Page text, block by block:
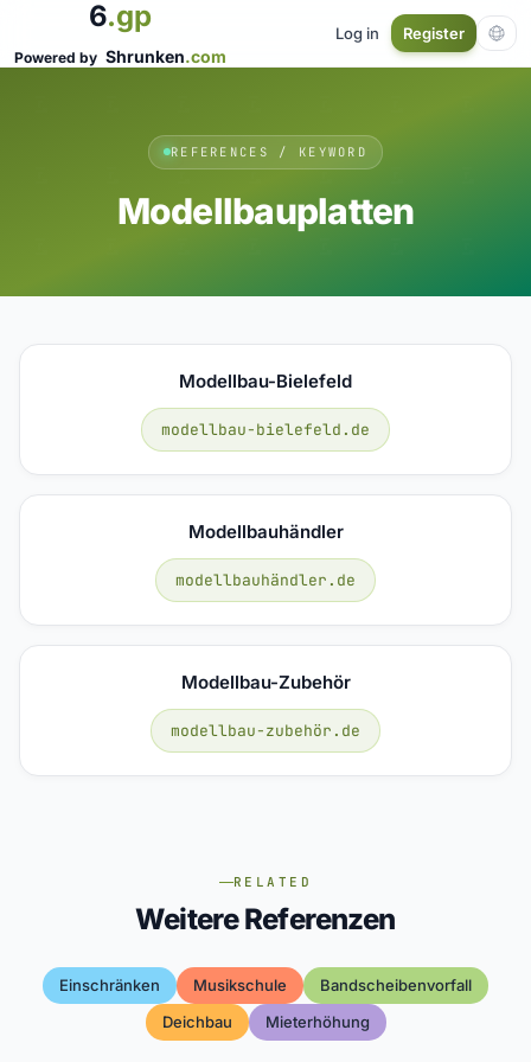
6.gp
Powered by Shrunken.com
Log in Register
REFERENCES / KEYWORD
Modellbauplatten
Modellbau-Bielefeld
modellbau-bielefeld.de
Modellbauhändler
modellbauhändler.de
Modellbau-Zubehör
modellbau-zubehör.de
RELATED
Weitere Referenzen
Einschränken Musikschule
Bandscheibenvorfall
Deichbau
Mieterhöhung